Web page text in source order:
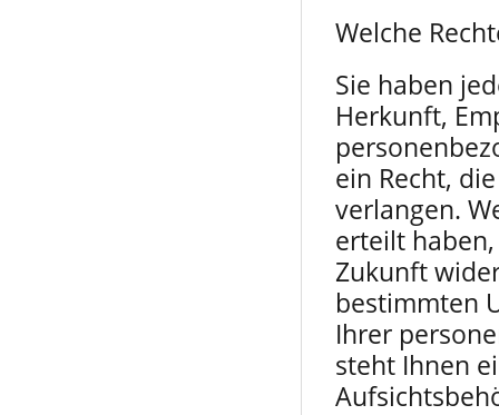
Welche
Sie haben
Herkunft,
ein Recht,
verlangen.
erteilt
Zukunft
bestimmten
Ihrer
steht Ihnen